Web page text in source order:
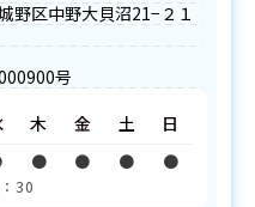
野区中野大貝沼21−２１
号
木
●
金
●
土
●
日
●
30